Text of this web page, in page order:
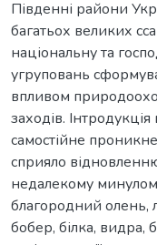
Південні райони
багатьох великих
національну та
угруповань
впливом
заходів. Інтродукція
самостійне
сприяло
недалекому
благородний олень,
бобер, білка, видра,